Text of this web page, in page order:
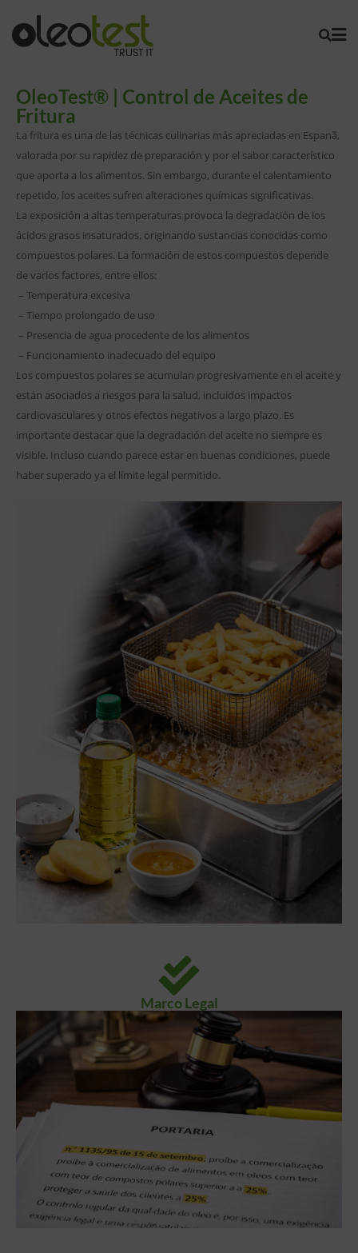
OleoTest® | Control de Aceites de
Fritura
La fritura es una de las técnicas culinarias más apreciadas en Espanã,
valorada por su rapidez de preparación y por el sabor característico
que aporta a los alimentos. Sin embargo, durante el calentamiento
repetido, los aceites sufren alteraciones químicas significativas.
La exposición a altas temperaturas provoca la degradación de los
ácidos grasos insaturados, originando sustancias conocidas como
compuestos polares. La formación de estos compuestos depende
de varios factores, entre ellos:
– Temperatura excesiva
– Tiempo prolongado de uso
– Presencia de agua procedente de los alimentos
– Funcionamiento inadecuado del equipo
Los compuestos polares se acumulan progresivamente en el aceite y
están asociados a riesgos para la salud, incluidos impactos
cardiovasculares y otros efectos negativos a largo plazo. Es
importante destacar que la degradación del aceite no siempre es
visible. Incluso cuando parece estar en buenas condiciones, puede
haber superado ya el límite legal permitido.
Marco Legal